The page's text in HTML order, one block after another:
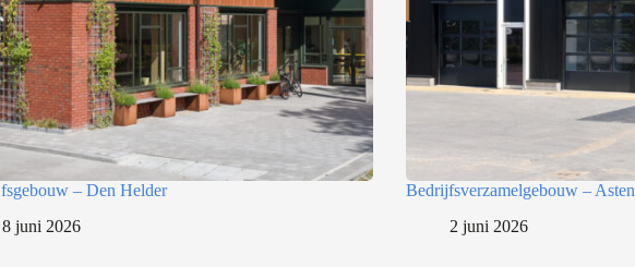
– Den Helder
8 juni 2026
Bedrijfsverzamelgebouw – Asten
2 juni 2026